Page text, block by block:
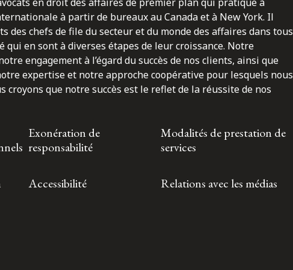
à partir de bureaux au Canada et à New York. Il
des chefs de file du secteur et du monde des affaires dans tous
qui en sont à diverses étapes de leur croissance. Notre
engagement à l’égard du succès de nos clients, ainsi que
expertise et notre approche coopérative pour lesquels nous
croyons que notre succès est le reflet de la réussite de nos
Exonération de
responsabilité
Modalités de prestation de
services
Accessibilité Relations avec les médias